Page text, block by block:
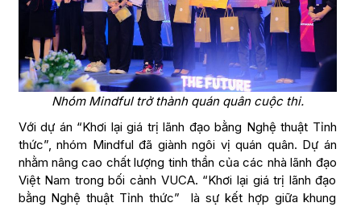
Nhóm Mindful trở thành quán quân cuộc thi.
Với dự án “Khơi lại giá trị lãnh đạo bằng Nghệ thuật Tỉnh
thức”, nhóm Mindful đã giành ngôi vị quán quân. Dự án
nhằm nâng cao chất lượng tinh thần của các nhà lãnh đạo
Việt Nam trong bối cảnh VUCA. “Khơi lại giá trị lãnh đạo
bằng Nghệ thuật Tỉnh thức” là sự kết hợp giữa khung